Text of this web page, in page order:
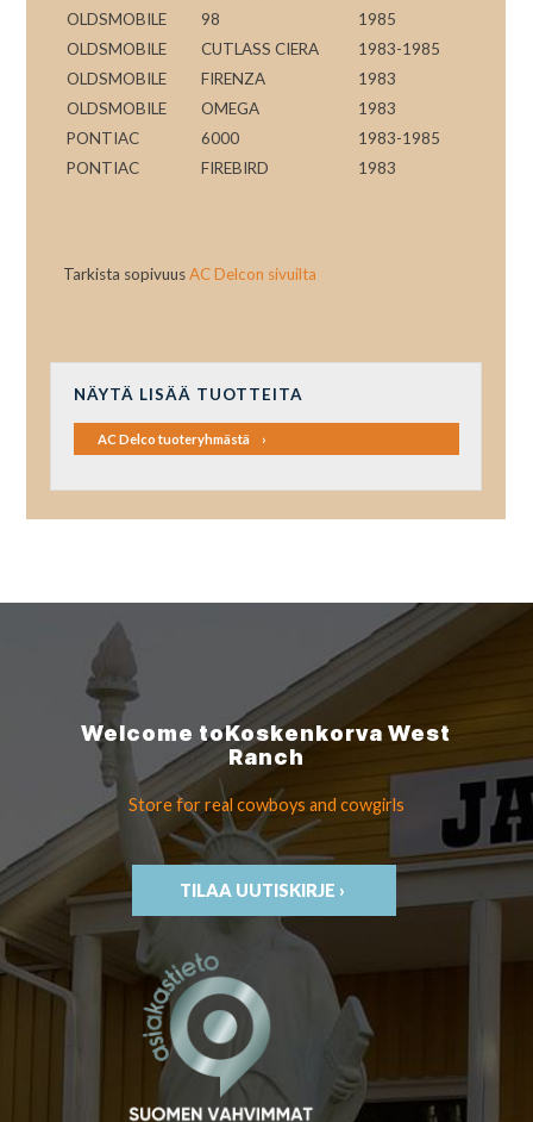
OLDSMOBILE
98
1985
OLDSMOBILE
CUTLASS CIERA
1983-1985
OLDSMOBILE
FIRENZA
1983
OLDSMOBILE
OMEGA
1983
PONTIAC
6000
1983-1985
PONTIAC
FIREBIRD 1983
Tarkista sopivuusAC Delcon sivuilta
NÄYTÄ LISÄÄ TUOTTEITA
AC Delco tuoteryhmästä
Welcome toKoskenkorvaWest
Ranch
Store for real cowboys and cowgirls
TILAA UUTISKIRJE ›